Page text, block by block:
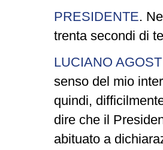
PRESIDENTE.
trenta secondi di
LUCIANO
senso del mio
quindi,
dire che il
abituato a